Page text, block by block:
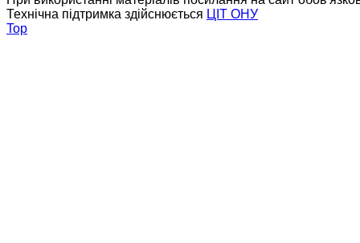
Технічна підтримка здійснюється ЦІТ ОНУ
Top